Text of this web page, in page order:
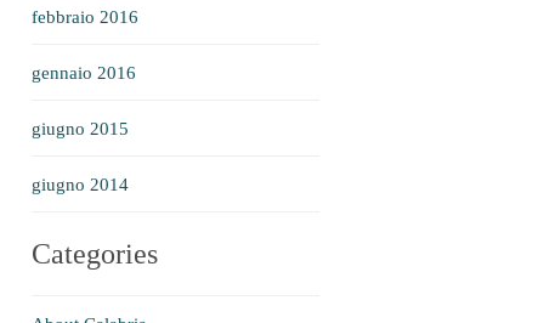
febbraio 2016
gennaio 2016
giugno 2015
giugno 2014
Categories